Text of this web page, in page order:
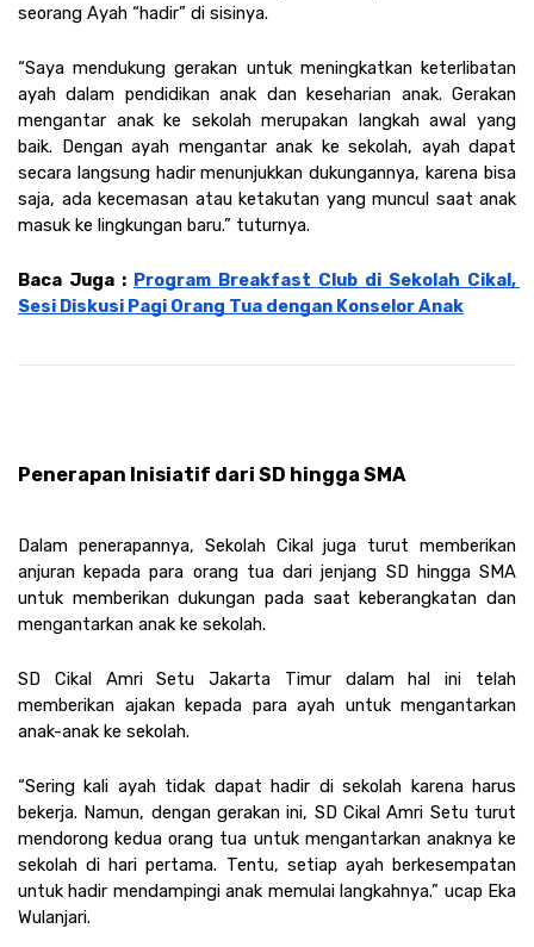
seorang Ayah “hadir” di sisinya.
“Saya mendukung gerakan untuk meningkatkan keterlibatan
ayah dalam pendidikan anak dan keseharian anak. Gerakan
mengantar anak ke sekolah merupakan langkah awal yang
baik. Dengan ayah mengantar anak ke sekolah, ayah dapat
secara langsung hadir menunjukkan dukungannya, karena bisa
saja, ada kecemasan atau ketakutan yang muncul saat anak
masuk ke lingkungan baru.” tuturnya.
Baca Juga : Program Breakfast Club di Sekolah Cikal,
Sesi Diskusi Pagi Orang Tua dengan Konselor Anak
Penerapan Inisiatif dari SD hingga SMA
Dalam penerapannya, Sekolah Cikal juga turut memberikan
anjuran kepada para orang tua dari jenjang SD hingga SMA
untuk memberikan dukungan pada saat keberangkatan dan
mengantarkan anak ke sekolah.
SD Cikal Amri Setu Jakarta Timur dalam hal ini telah
memberikan ajakan kepada para ayah untuk mengantarkan
anak-anak ke sekolah.
“Sering kali ayah tidak dapat hadir di sekolah karena harus
bekerja. Namun, dengan gerakan ini, SD Cikal Amri Setu turut
mendorong kedua orang tua untuk mengantarkan anaknya ke
sekolah di hari pertama. Tentu, setiap ayah berkesempatan
untuk hadir mendampingi anak memulai langkahnya.” ucap Eka
Wulanjari.